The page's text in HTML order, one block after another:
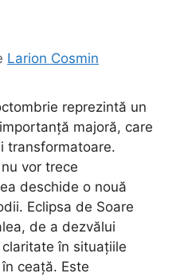
Larion Cosmin
reprezintă un
majoră, care
transformatoare.
vor trece
deschide o nouă
Eclipsa de Soare
de a dezvălui
în situațiile
ceață. Este